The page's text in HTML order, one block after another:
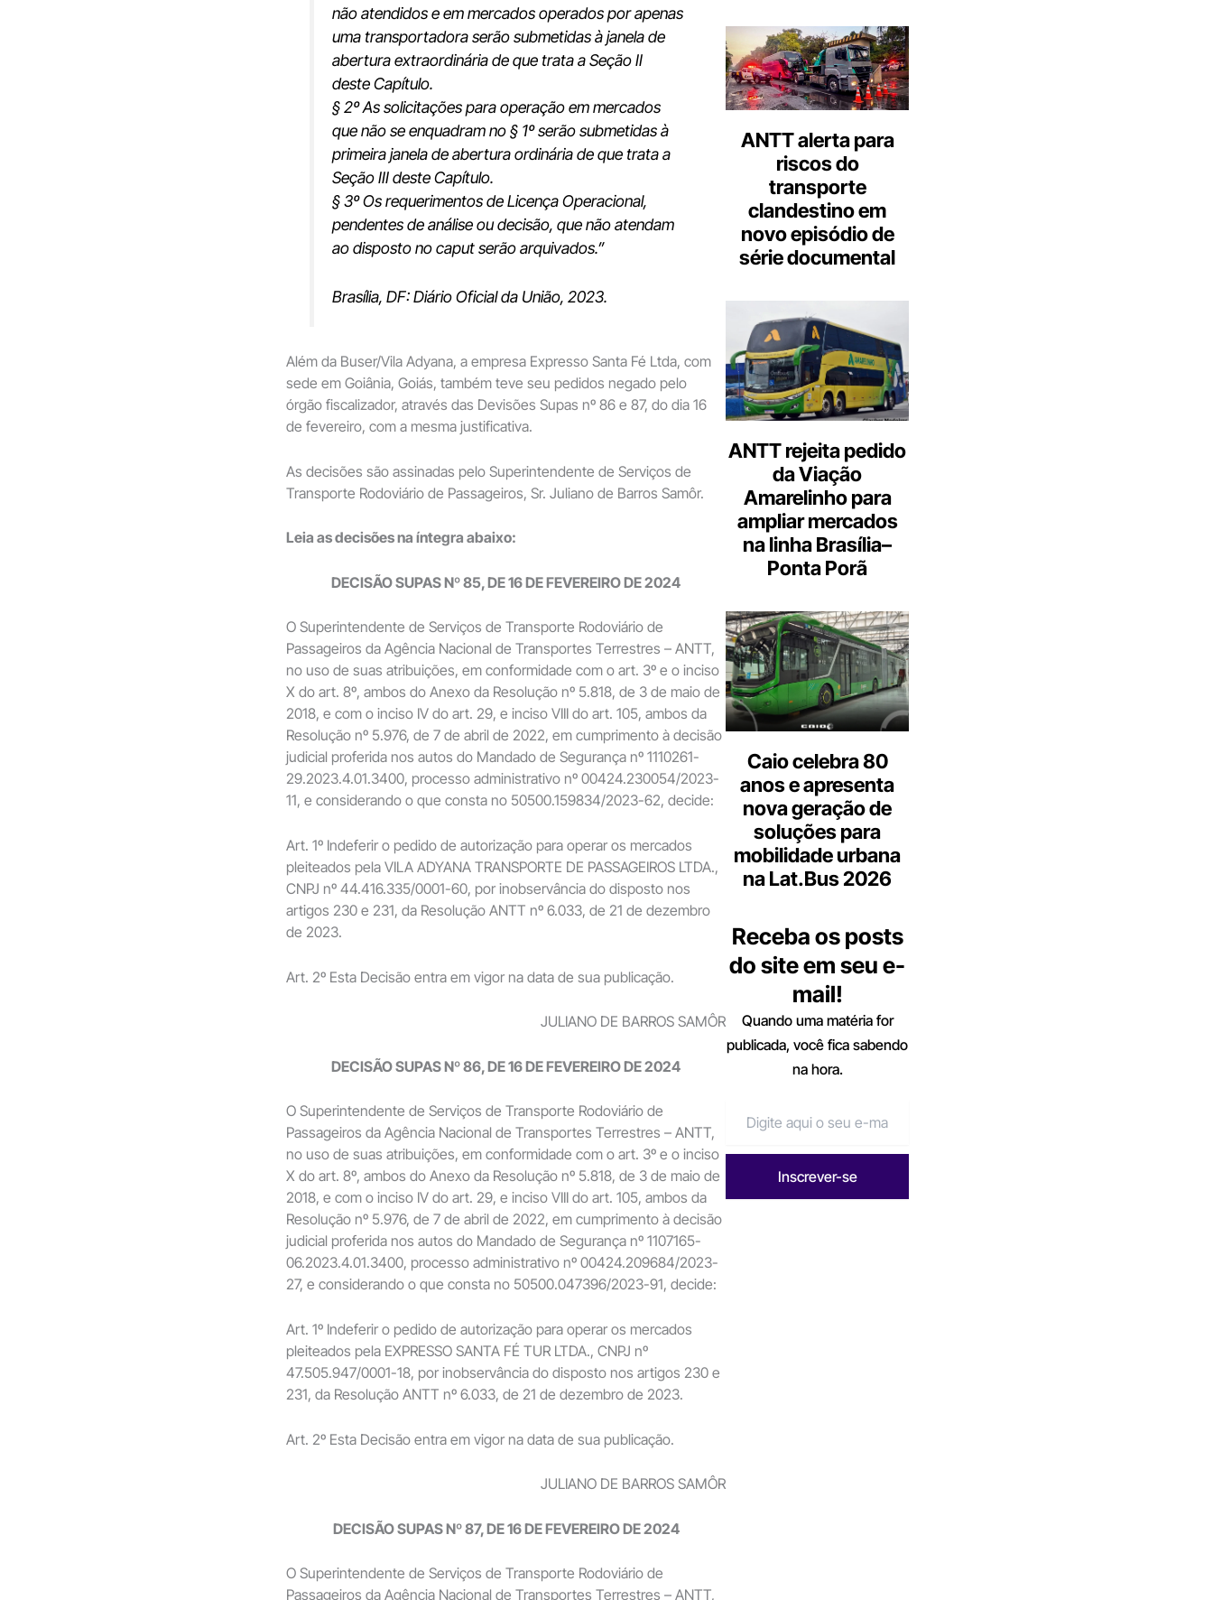
não atendidos e em mercados operados por apenas
uma transportadora serão submetidas à janela de
abertura extraordinária de que trata a Seção II
deste Capítulo.
§ 2º As solicitações para operação em mercados
que não se enquadram no § 1º serão submetidas à
primeira janela de abertura ordinária de que trata a
Seção III deste Capítulo.
§ 3º Os requerimentos de Licença Operacional,
pendentes de análise ou decisão, que não atendam
ao disposto no caput serão arquivados.”
Brasília, DF: Diário Oficial da União, 2023.
Além da Buser/Vila Adyana, a empresa Expresso Santa Fé Ltda, com
sede em Goiânia, Goiás, também teve seu pedidos negado pelo
órgão fiscalizador, através das Devisões Supas nº 86 e 87, do dia 16
de fevereiro, com a mesma justificativa.
As decisões são assinadas pelo Superintendente de Serviços de
Transporte Rodoviário de Passageiros, Sr. Juliano de Barros Samôr.
Leia as decisões na íntegra abaixo:
DECISÃO SUPAS Nº 85, DE 16 DE FEVEREIRO DE 2024
O Superintendente de Serviços de Transporte Rodoviário de
Passageiros da Agência Nacional de Transportes Terrestres – ANTT,
no uso de suas atribuições, em conformidade com o art. 3º e o inciso
X do art. 8º, ambos do Anexo da Resolução nº 5.818, de 3 de maio de
2018, e com o inciso IV do art. 29, e inciso VIII do art. 105, ambos da
Resolução nº 5.976, de 7 de abril de 2022, em cumprimento à decisão
judicial proferida nos autos do Mandado de Segurança nº 1110261-
29.2023.4.01.3400, processo administrativo nº 00424.230054/2023-
11, e considerando o que consta no 50500.159834/2023-62, decide:
Art. 1º Indeferir o pedido de autorização para operar os mercados
pleiteados pela VILA ADYANA TRANSPORTE DE PASSAGEIROS LTDA.,
CNPJ nº 44.416.335/0001-60, por inobservância do disposto nos
artigos 230 e 231, da Resolução ANTT nº 6.033, de 21 de dezembro
de 2023.
Art. 2º Esta Decisão entra em vigor na data de sua publicação.
JULIANO DE BARROS SAMÔR
DECISÃO SUPAS Nº 86, DE 16 DE FEVEREIRO DE 2024
O Superintendente de Serviços de Transporte Rodoviário de
Passageiros da Agência Nacional de Transportes Terrestres – ANTT,
no uso de suas atribuições, em conformidade com o art. 3º e o inciso
X do art. 8º, ambos do Anexo da Resolução nº 5.818, de 3 de maio de
2018, e com o inciso IV do art. 29, e inciso VIII do art. 105, ambos da
Resolução nº 5.976, de 7 de abril de 2022, em cumprimento à decisão
judicial proferida nos autos do Mandado de Segurança nº 1107165-
06.2023.4.01.3400, processo administrativo nº 00424.209684/2023-
27, e considerando o que consta no 50500.047396/2023-91, decide:
Art. 1º Indeferir o pedido de autorização para operar os mercados
pleiteados pela EXPRESSO SANTA FÉ TUR LTDA., CNPJ nº
47.505.947/0001-18, por inobservância do disposto nos artigos 230 e
231, da Resolução ANTT nº 6.033, de 21 de dezembro de 2023.
Art. 2º Esta Decisão entra em vigor na data de sua publicação.
JULIANO DE BARROS SAMÔR
DECISÃO SUPAS Nº 87, DE 16 DE FEVEREIRO DE 2024
O Superintendente de Serviços de Transporte Rodoviário de
Passageiros da Agência Nacional de Transportes Terrestres – ANTT,
ANTT alerta para
riscos do
transporte
clandestino em
novo episódio de
série documental
ANTT rejeita pedido
da Viação
Amarelinho para
ampliar mercados
na linha Brasília–
Ponta Porã
Caio celebra 80
anos e apresenta
nova geração de
soluções para
mobilidade urbana
na Lat.Bus 2026
Receba os posts
do site em seu e-
mail!
Quando uma matéria for
publicada, você fica sabendo
na hora.
Inscrever-se